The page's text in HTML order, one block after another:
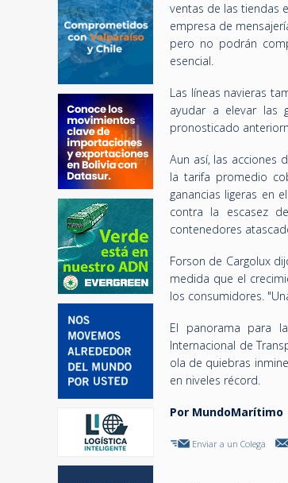
ventas de las tiendas
empresa de
pero no podrán
esencial.
Las líneas navieras
ayudar a elevar las
pronosticado
Aun así, las acciones
la tarifa promedio
ganancias ligeras en
contra la escasez
contenedores
Forson de Cargolux
medida que el
los consumidores.
El panorama para
Internacional de
ola de quiebras
en niveles récord.
Por MundoMarítimo
Enviar a un Colega